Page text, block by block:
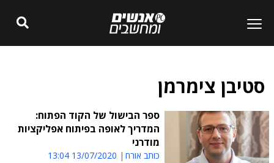
סטיבן צימרמן
ספר הבישול של הקוד הפתוח:
המדריך לאופה בפיתוח אפליקציות
מודרני
כותב אורח 13/07/2020 13:04